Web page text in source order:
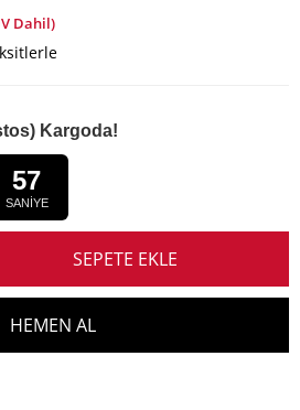
Dahil)
Kargoda!
57
SANİYE